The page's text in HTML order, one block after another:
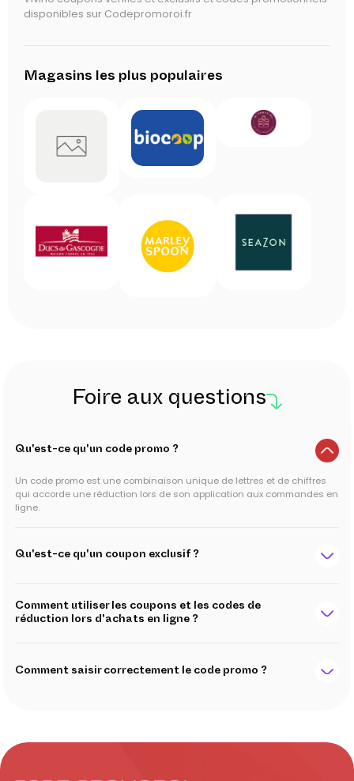
disponibles sur Codepromoroi.fr
Magasins les plus populaires
Foire aux questions
Qu'est-ce qu'un code promo ?
Un code promo est une combinaison unique de lettres et de chiffres
qui accorde une réduction lors de son application aux commandes en
ligne.
Qu'est-ce qu'un coupon exclusif ?
Comment utiliser les coupons et les codes de
réduction lors d'achats en ligne ?
Comment saisir correctement le code promo ?